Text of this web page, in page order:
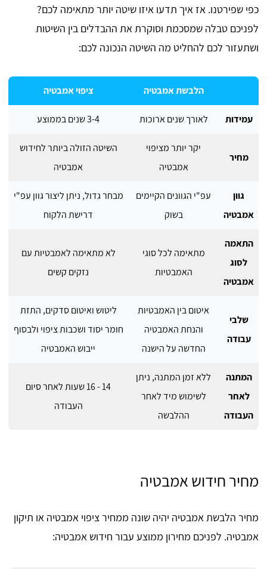
כפי שפירטנו. אז איך תדעו איזו שיטה יותר מתאימה לכם?
לפניכם טבלה שמסכמת וסוקרת את ההבדלים בין השיטות
ושתעזור לכם להחליט מה השיטה הנכונה לכם:
הלבשת אמבטיה ציפוי אמבטיה
עמידות לאורך שנים ארוכות 3-4 שנים בממוצע
מחיר
יקר יותר מציפוי
אמבטיה
השיטה הזולה ביותר לחידוש
אמבטיה
גוון
אמבטיה
עפ"י הגוונים הקיימים
בשוק
מבחר גדול, ניתן ליצור גוון עפ"י
דרישת הלקוח
התאמה
לסוג
אמבטיה
מתאימה לכל סוגי
האמבטיות
לא מתאימה לאמבטיות עם
נזקים קשים
שלבי
עבודה
איטום בין האמבטיות
והנחת האמבטיה
החדשה על הישנה
ליטוש ואיטום סדקים, התזת
חומר יסוד ושכבות ציפוי ולבסוף
ייבוש האמבטיה
המתנה
לאחר
העבודה
ללא זמן המתנה, ניתן
לשימוש מיד לאחר
ההלבשה
14 - 16 שעות לאחר סיום
העבודה
מחיר חידוש אמבטיה
מחיר הלבשת אמבטיה יהיה שונה ממחיר ציפוי אמבטיה או תיקון
אמבטיה. לפניכם מחירון ממוצע עבור חידוש אמבטיה: